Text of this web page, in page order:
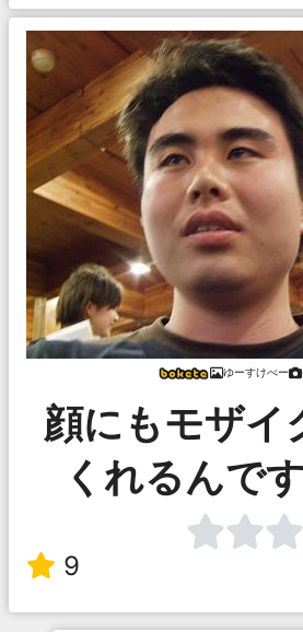
ゆーすけべー
顔にもモザイ
くれるんで
9